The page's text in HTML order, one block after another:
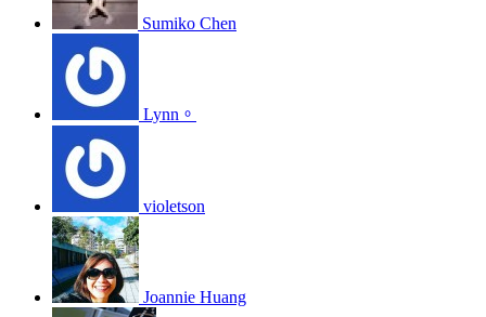
Sumiko Chen
Lynn。
violetson
Joannie Huang